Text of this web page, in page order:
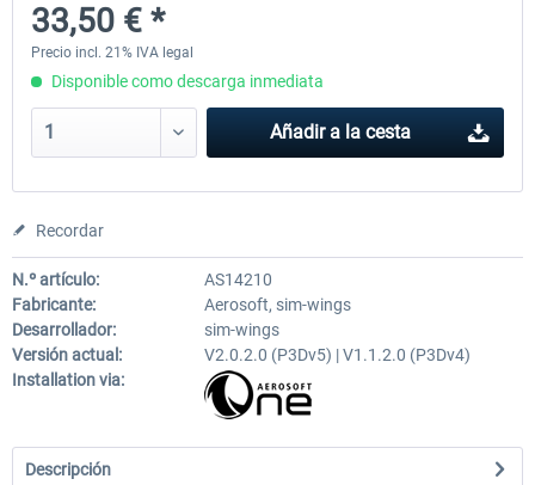
12,10 € *
33,50 € *
Precio incl. 21% IVA legal
Disponible como descarga inmediata
Añadir a la cesta
Recordar
N.º artículo:
AS14210
Fabricante:
Aerosoft, sim-wings
Desarrollador:
sim-wings
Versión actual:
V2.0.2.0 (P3Dv5) | V1.1.2.0 (P3Dv4)
Installation via:
Descripción